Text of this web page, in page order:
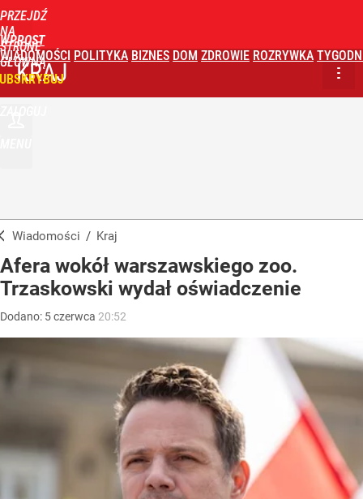
PRZEJDŹ
NA
STRONĘ
GŁÓWNĄ
WPROST
WIADOMOŚCI POLITYKA BIZNES DOM ZDROWIE ROZRYWKA
KRAJ
Wiadomości / Kraj
Afera wokół warszawskiego zoo.
Trzaskowski wydał oświadczenie
Dodano: 5czerwca 20:52